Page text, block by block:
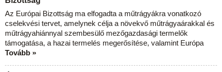
Az Európai Bizottság ma elfogadta a műtrágyákra vonatkozó
cselekvési tervet, amelynek célja a növekvő műtrágyaárakkal és
műtrágyahiánnyal szembesülő mezőgazdasági termelők
támogatása, a hazai termelés megerősítése, valamint Európa
Tovább »